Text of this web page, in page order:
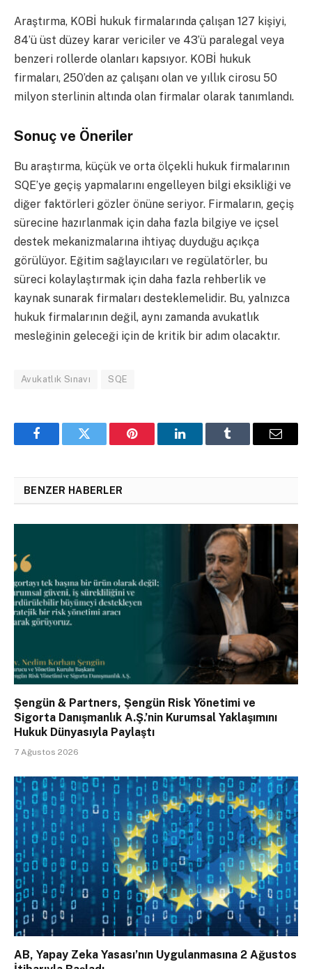
Araştırma, KOBİ hukuk firmalarında çalışan 127 kişiyi,
84’ü üst düzey karar vericiler ve 43’ü paralegal veya
benzeri rollerde olanları kapsıyor. KOBİ hukuk
firmaları, 250’den az çalışanı olan ve yıllık cirosu 50
milyon sterlinin altında olan firmalar olarak tanımlandı.
Sonuç ve Öneriler
Bu araştırma, küçük ve orta ölçekli hukuk firmalarının
SQE’ye geçiş yapmalarını engelleyen bilgi eksikliği ve
diğer faktörleri gözler önüne seriyor. Firmaların, geçiş
sürecine hazırlanmak için daha fazla bilgiye ve içsel
destek mekanizmalarına ihtiyaç duyduğu açıkça
görülüyor. Eğitim sağlayıcıları ve regülatörler, bu
süreci kolaylaştırmak için daha fazla rehberlik ve
kaynak sunarak firmaları desteklemelidir. Bu, yalnızca
hukuk firmalarının değil, aynı zamanda avukatlık
mesleğinin geleceği için de kritik bir adım olacaktır.
Avukatlık Sınavı SQE
FacebookTwitter Pinterest LinkedInTumblr Email
BENZER HABERLER
Şengün & Partners, Şengün Risk Yönetimi ve
Sigorta Danışmanlık A.Ş.’nin Kurumsal Yaklaşımını
Hukuk Dünyasıyla Paylaştı
7 Ağustos 2026
AB, Yapay Zeka Yasası’nın Uygulanmasına 2 Ağustos